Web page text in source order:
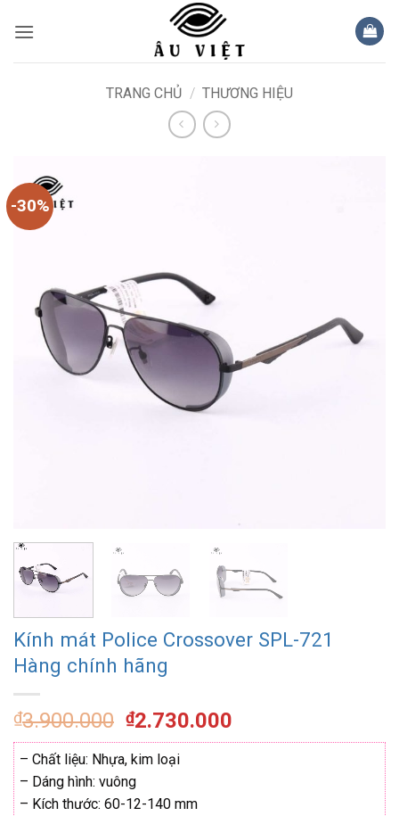
qua
TRANG CHỦ / THƯƠNG HIỆU
-30%
Kính mát Police Crossover SPL-721
Hàng chính hãng
₫3.900.000 Giá
gốc
là:
₫3.900.000.
₫2.730.000
hiện
– Chất liệu: Nhựa, kim loại
– Dáng hình: vuông
– Kích thước: 60-12-140 mm